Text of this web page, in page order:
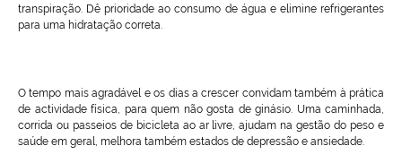
transpiração. Dê prioridade ao consumo de água e elimine refrigerantes
para uma hidratação correta.
O tempo mais agradável e os dias a crescer convidam também à prática
de actividade física, para quem não gosta de ginásio. Uma caminhada,
corrida ou passeios de bicicleta ao ar livre, ajudam na gestão do peso e
saúde em geral, melhora também estados de depressão e ansiedade.